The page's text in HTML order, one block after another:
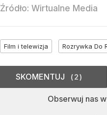
Źródło: Wirtualne Media
Film i telewizja Rozrywka Do
Obserwuj nas w
SKOMENTUJ 2